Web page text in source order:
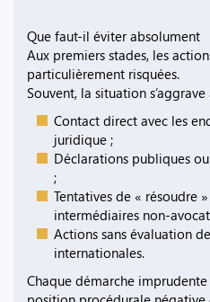
Que faut-il éviter absolument
Aux premiers stades, les
particulièrement risquées.
Souvent, la situation s’aggrave
Contact direct avec les
juridique ;
Déclarations publiques
;
Tentatives de « résoudre
intermédiaires non-
Actions sans évaluation
internationales.
Chaque démarche